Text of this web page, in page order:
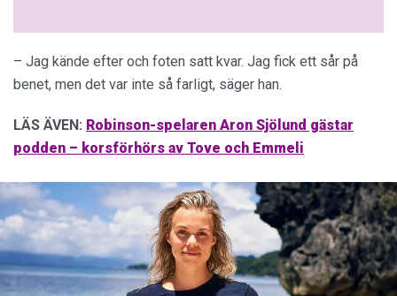
– Jag kände efter och foten satt kvar. Jag fick ett sår på
benet, men det var inte så farligt, säger han.
LÄS ÄVEN: Robinson-spelaren Aron Sjölund gästar
podden – korsförhörs av Tove och Emmeli